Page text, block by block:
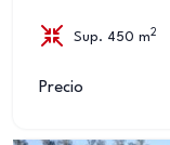
Sup. 450 m 2
Precio